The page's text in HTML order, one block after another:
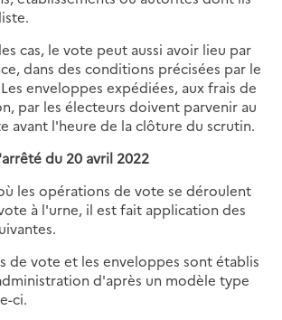
cas, le vote peut aussi avoir lieu par
dans des conditions précisées par le
enveloppes expédiées, aux frais de
par les électeurs doivent parvenir au
avant l'heure de la clôture du scrutin.
du 20 avril 2022
les opérations de vote se déroulent
à l'urne, il est fait application des
de vote et les enveloppes sont établis
d'après un modèle type
ci.